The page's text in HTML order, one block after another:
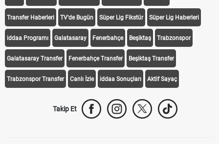
Transfer Haberleri TV'de Bugün Süper Lig Fikstür Süper Lig Haberleri
iddaa Programı Galatasaray Fenerbahçe Beşiktaş Trabzonspor
Galatasaray Transfer Fenerbahçe Transfer Beşiktaş Transfer
Trabzonspor Transfer Canlı İzle iddaa Sonuçları Aktif Sayaç
Takip Et